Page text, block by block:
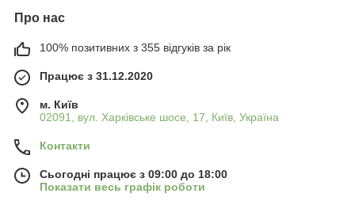
Про нас
100% позитивних з 355 відгуків за рік
Працює з 31.12.2020
м. Київ
02091, вул. Харківське шосе, 17, Київ, Україна
Контакти
Сьогодні працює з 09:00 до 18:00
Показати весь графік роботи